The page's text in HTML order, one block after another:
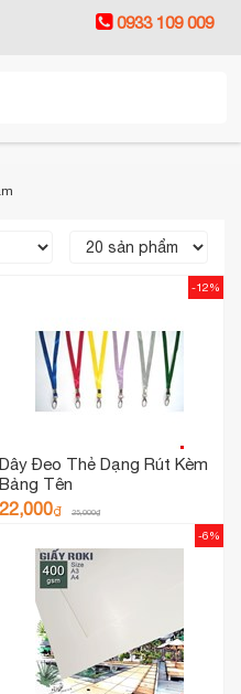
0933 109 009
Dây Đeo Thẻ Dạng Rút Kèm
Bảng Tên
22,000₫ 25,000₫
-12%
-6%